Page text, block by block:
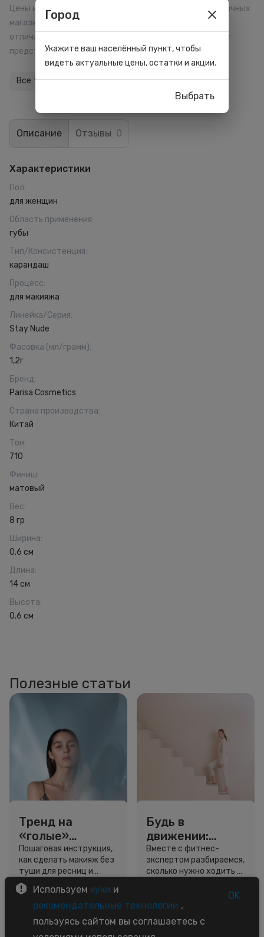
Цены и размер начисляемых баллов в отдельных розничных
магазинах, на сайте и мобильном приложении могут
отличаться. Внешний вид товара может отличаться от
представленного на сайте.
Все товары бренда
Описание Отзывы 0
Характеристики
Пол:
для женщин
Область применения:
губы
Тип/Консистенция:
карандаш
Процесс:
для макияжа
Линейка/Серия:
Stay Nude
Фасовка (мл/грамм):
1,2г
Бренд:
Parisa Cosmetics
Страна производства:
Китай
Тон:
710
Финиш:
матовый
Вес:
8 гр
Ширина:
0.6 см
Длина:
14 см
Высота:
0.6 см
Полезные статьи
Тренд на
«голые»
ресницы: как
выглядеть
свежо, не
используя тушь
Пошаговая инструкция,
как сделать макияж без
туши для ресниц и
звёздный образ для
вдохновения.
Советы
Будь в
движении:
сколько нужно
шагов для
красоты и
Вместе с фитнес-
экспертом разбираемся,
сколько нужно ходить и
Используем куки и
рекомендательные технологии ,
пользуясь сайтом вы соглашаетесь с
OK
Город
Укажите ваш населённый пункт, чтобы
видеть актуальные цены, остатки и акции.
Выбрать